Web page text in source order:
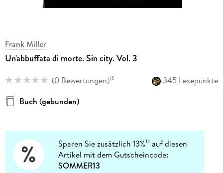
Frank Miller
Un'abbuffata di morte. Sin city. Vol. 3
(0 Bewertungen)15
345 Lesepunkte
Buch (gebunden)
Sparen Sie zusätzlich 13%12 auf diesen
Artikel mit dem Gutscheincode:
SOMMER13